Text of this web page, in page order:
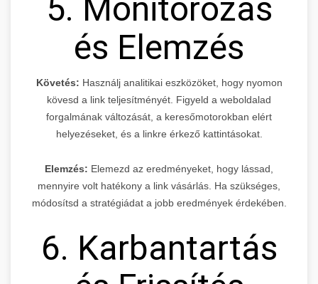
5. Monitorozás
és Elemzés
Követés: Használj analitikai eszközöket, hogy nyomon
kövesd a link teljesítményét. Figyeld a weboldalad
forgalmának változását, a keresőmotorokban elért
helyezéseket, és a linkre érkező kattintásokat.
Elemzés: Elemezd az eredményeket, hogy lássad,
mennyire volt hatékony a link vásárlás. Ha szükséges,
módosítsd a stratégiádat a jobb eredmények érdekében.
6. Karbantartás